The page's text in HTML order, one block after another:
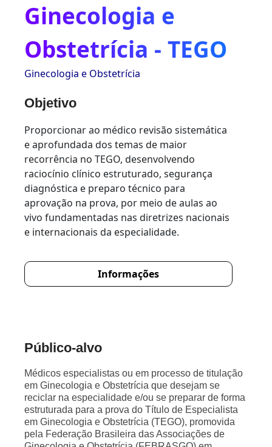
Ginecologia e
Obstetrícia - TEGO
Ginecologia e Obstetrícia
Objetivo
Proporcionar ao médico revisão sistemática
e aprofundada dos temas de maior
recorrência no TEGO, desenvolvendo
raciocínio clínico estruturado, segurança
diagnóstica e preparo técnico para
aprovação na prova, por meio de aulas ao
vivo fundamentadas nas diretrizes nacionais
e internacionais da especialidade.
Informações
Público-alvo
Médicos especialistas ou em processo de titulação
em Ginecologia e Obstetrícia que desejam se
reciclar na especialidade e/ou se preparar de forma
estruturada para a prova do Título de Especialista
em Ginecologia e Obstetrícia (TEGO), promovida
pela Federação Brasileira das Associações de